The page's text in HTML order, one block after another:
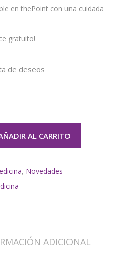
en thePoint con una cuidada
gratuito!
de deseos
AL CARRITO
, Novedades
ADICIONAL